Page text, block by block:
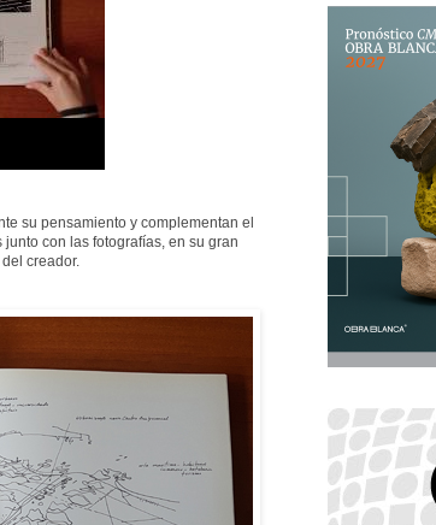
su pensamiento y complementan el
con las fotografías, en su gran
creador.